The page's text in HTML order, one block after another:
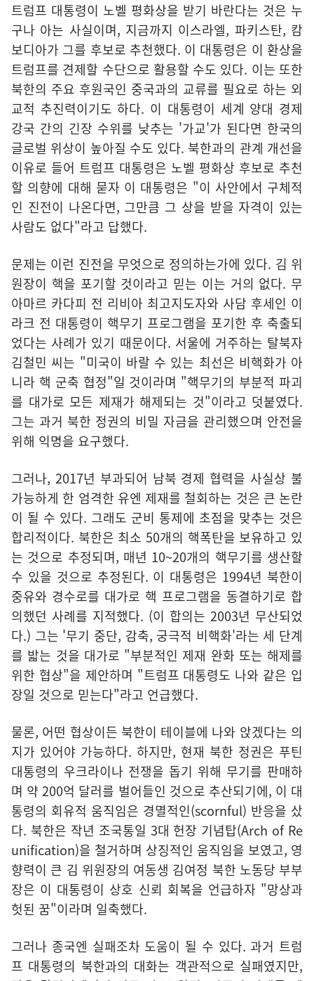
트럼프 대통령이 노벨 평화상을 받기 바란다는 것은 누
구나 아는 사실이며, 지금까지 이스라엘, 파키스탄, 캄
보디아가 그를 후보로 추천했다. 이 대통령은 이 환상을
트럼프를 견제할 수단으로 활용할 수도 있다. 이는 또한
북한의 주요 후원국인 중국과의 교류를 필요로 하는 외
교적 추진력이기도 하다. 이 대통령이 세계 양대 경제
강국 간의 긴장 수위를 낮추는 '가교'가 된다면 한국의
글로벌 위상이 높아질 수도 있다. 북한과의 관계 개선을
이유로 들어 트럼프 대통령은 노벨 평화상 후보로 추천
할 의향에 대해 묻자 이 대통령은 "이 사안에서 구체적
인 진전이 나온다면, 그만큼 그 상을 받을 자격이 있는
사람도 없다"라고 답했다.
문제는 이런 진전을 무엇으로 정의하는가에 있다. 김 위
원장이 핵을 포기할 것이라고 믿는 이는 거의 없다. 무
아마르 카다피 전 리비아 최고지도자와 사담 후세인 이
라크 전 대통령이 핵무기 프로그램을 포기한 후 축출되
었다는 사례가 있기 때문이다. 서울에 거주하는 탈북자
김철민 씨는 "미국이 바랄 수 있는 최선은 비핵화가 아
니라 핵 군축 협정"일 것이라며 "핵무기의 부분적 파괴
를 대가로 모든 제재가 해제되는 것"이라고 덧붙였다.
그는 과거 북한 정권의 비밀 자금을 관리했으며 안전을
위해 익명을 요구했다.
그러나, 2017년 부과되어 남북 경제 협력을 사실상 불
가능하게 한 엄격한 유엔 제재를 철회하는 것은 큰 논란
이 될 수 있다. 그래도 군비 통제에 초점을 맞추는 것은
합리적이다. 북한은 최소 50개의 핵폭탄을 보유하고 있
는 것으로 추정되며, 매년 10~20개의 핵무기를 생산할
수 있을 것으로 추정된다. 이 대통령은 1994년 북한이
중유와 경수로를 대가로 핵 프로그램을 동결하기로 합
의했던 사례를 지적했다. (이 합의는 2003년 무산되었
다.) 그는 '무기 중단, 감축, 궁극적 비핵화'라는 세 단계
를 밟는 것을 대가로 "부분적인 제재 완화 또는 해제를
위한 협상"을 제안하며 "트럼프 대통령도 나와 같은 입
장일 것으로 믿는다"라고 언급했다.
물론, 어떤 협상이든 북한이 테이블에 나와 앉겠다는 의
지가 있어야 가능하다. 하지만, 현재 북한 정권은 푸틴
대통령의 우크라이나 전쟁을 돕기 위해 무기를 판매하
며 약 200억 달러를 벌어들인 것으로 추산되기에, 이 대
통령의 회유적 움직임은 경멸적인(scornful) 반응을 샀
다. 북한은 작년 조국통일 3대 헌장 기념탑(Arch of Re
unification)을 철거하며 상징적인 움직임을 보였고, 영
향력이 큰 김 위원장의 여동생 김여정 북한 노동당 부부
장은 이 대통령이 상호 신뢰 회복을 언급하자 "망상과
헛된 꿈"이라며 일축했다.
그러나 종국엔 실패조차 도움이 될 수 있다. 과거 트럼
프 대통령의 북한과의 대화는 객관적으로 실패였지만,